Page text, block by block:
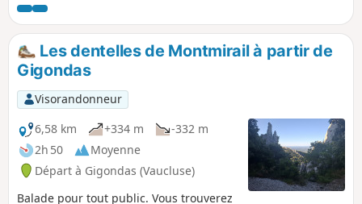
récompensé par des panoramas d'exception,
tant sur la vallée du Rhône que sur un
paysage vallonné aux coteaux étagés de
vignobles en terrasses, magnifié par les
Dentelles de calcaire à la ligne tranchante.
La silhouette du Mont Ventoux, star du Haut
Vaucluse, offre au loin son profil Ouest.
Les dentelles de Montmirail à partir de
Gigondas
Visorandonneur
6,58 km
+334 m
-332 m
2h 50
Moyenne
Départ à Gigondas (Vaucluse)
Balade pour tout public. Vous trouverez